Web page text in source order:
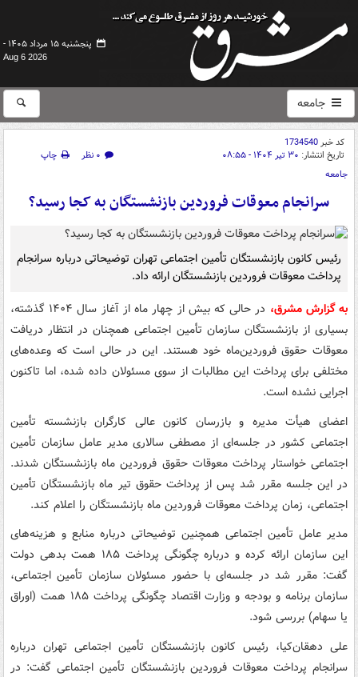
پنجشنبه ۱۵ مرداد ۱۴۰۵ -
Aug 6 2026
جامعه
کد خبر1734540
تاریخ انتشار: ۳۰ تیر ۱۴۰۴ - ۰۸:۵۵ ۰ نظر
چاپ
جامعه
سرانجام معوقات فروردین بازنشستگان به کجا رسید؟
رئیس کانون بازنشستگان تأمین اجتماعی تهران توضیحاتی درباره سرانجام
پرداخت معوقات فروردین بازنشستگان ارائه داد.
به گزارش مشرق،
در حالی که بیش از چهار ماه از آغاز سال ۱۴۰۴ گذشته،
بسیاری از بازنشستگان سازمان تأمین اجتماعی همچنان در انتظار دریافت
معوقات حقوق فروردین‌ماه خود هستند. این در حالی است که وعده‌های
مختلفی برای پرداخت این مطالبات از سوی مسئولان داده شده، اما تاکنون
اجرایی نشده است.
اعضای هیأت مدیره و بازرسان کانون عالی کارگران بازنشسته تأمین
اجتماعی کشور در جلسه‌ای از مصطفی سالاری مدیر عامل سازمان تأمین
اجتماعی خواستار پرداخت معوقات حقوق فروردین ماه بازنشستگان شدند.
در این جلسه مقرر شد پس از پرداخت حقوق تیر ماه بازنشستگان تأمین
اجتماعی، زمان پرداخت معوقات فروردین ماه بازنشستگان را اعلام کند.
مدیر عامل تأمین اجتماعی همچنین توضیحاتی درباره منابع و هزینه‌های
این سازمان ارائه کرده و درباره چگونگی پرداخت ۱۸۵ همت بدهی دولت
گفت: مقرر شد در جلسه‌ای با حضور مسئولان سازمان تأمین اجتماعی،
سازمان برنامه و بودجه و وزارت اقتصاد چگونگی پرداخت ۱۸۵ همت (اوراق
یا سهام) بررسی شود.
علی دهقان‌کیا، رئیس کانون بازنشستگان تأمین اجتماعی تهران درباره
سرانجام پرداخت معوقات فروردین بازنشستگان تأمین اجتماعی گفت: در